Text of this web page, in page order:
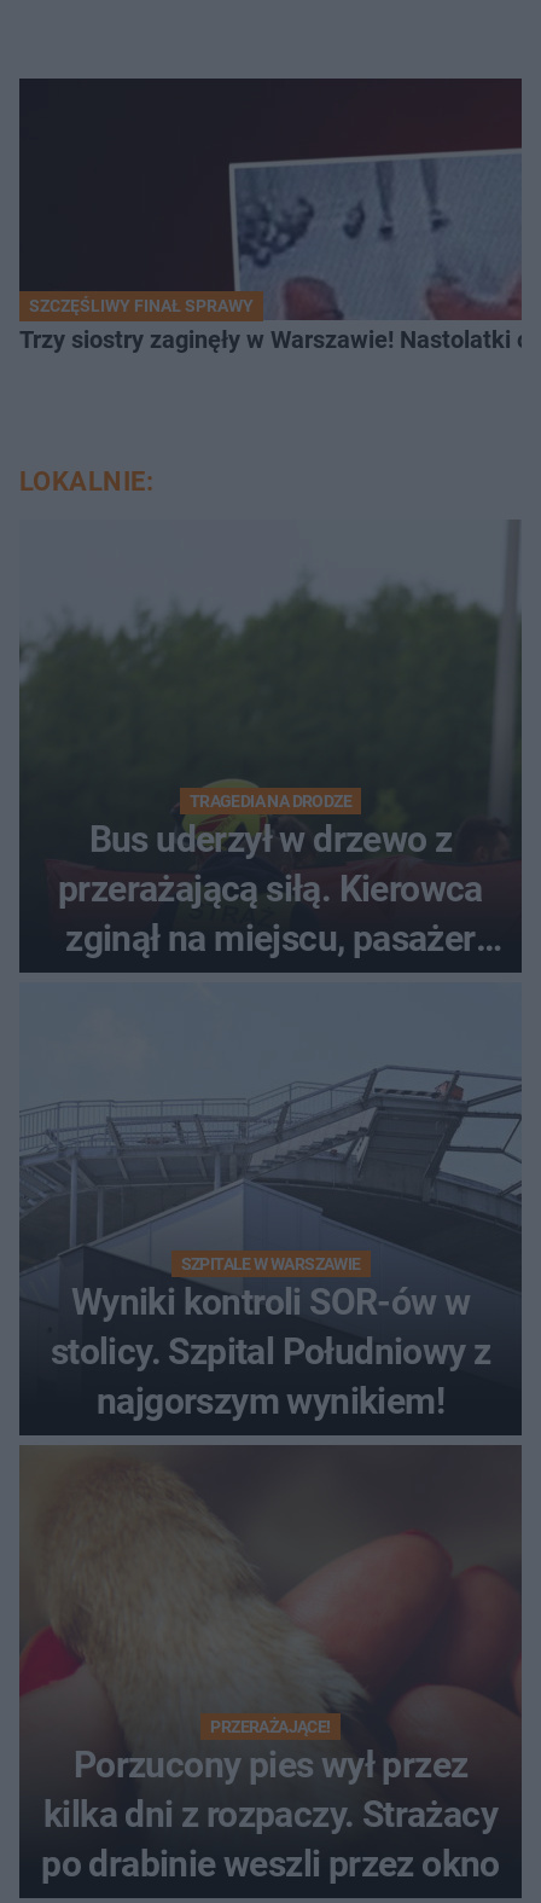
SZCZĘŚLIWY FINAŁ SPRAWY
Trzy siostry zaginęły w Warszawie! Nastolatki
LOKALNIE:
TRAGEDIA NA DRODZE
Bus uderzył w drzewo z
przerażającą siłą. Kierowca
zginął na miejscu, pasażer
SZPITALE W WARSZAWIE
Wyniki kontroli SOR-ów w
stolicy. Szpital Południowy z
najgorszym wynikiem!
PRZERAŻAJĄCE!
Porzucony pies wył przez
kilka dni z rozpaczy. Strażacy
po drabinie weszli przez okno